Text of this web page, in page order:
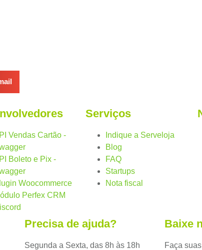
Vendas Cartão -
Boleto e Pix -
Woocommerce
Perfex CRM
Serviços
Indique a Serveloja
Blog
FAQ
Startups
Nota fiscal
Precisa de ajuda?
Segunda a Sexta, das 8h às 18h
Baixe
Faça